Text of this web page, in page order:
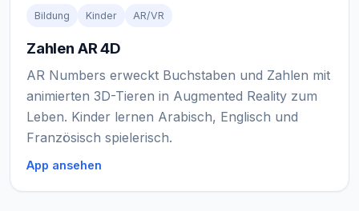
Bildung Kinder AR/VR
Zahlen AR 4D
AR Numbers erweckt Buchstaben und Zahlen mit
animierten 3D-Tieren in Augmented Reality zum
Leben. Kinder lernen Arabisch, Englisch und
Französisch spielerisch.
App ansehen